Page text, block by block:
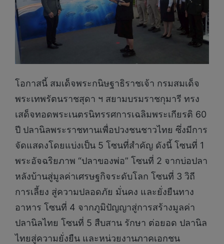
โอกาสนี้ สมเด็จพระกนิษฐาธิราชเจ้า กรมสมเด็จ
พระเทพรัตนราชสุดา ฯ สยามบรมราชกุมารี ทรง
เสด็จทอดพระเนตรนิทรรศการเฉลิมพระเกียรติ 60
ปี ปลานิลพระราชทานเพื่อปวงชนชาวไทย ซึ่งมีการ
จัดแสดงโดยแบ่งเป็น 5 โซนที่สำคัญ ดังนี้ โซนที่ 1
พระอัจฉริยภาพ “ปลาของพ่อ” โซนที่ 2 จากบ่อปลา
หลังบ้านสู่มูลค่าเศรษฐกิจระดับโลก โซนที่ 3 วิถี
การเลี้ยง สู่ความปลอดภัย มั่นคง และยั่งยืนทาง
อาหาร โซนที่ 4 จากภูมิปัญญาสู่การสร้างมูลค่า
ปลานิลไทย โซนที่ 5 สืบสาน รักษา ต่อยอด ปลานิล
ไทยสู่ความยั่งยืน และหน่วยงานภาคเอกชน